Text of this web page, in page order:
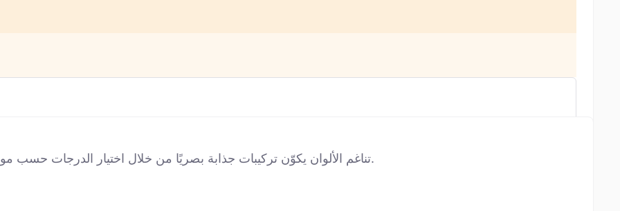
تناغم الألوان يكوّن تركيبات جذابة بصريًا من خلال اختيار الدرجات حسب مواقعها على عجلة الألوان. كل تناسق ينقل طابعًا مختلفًا.